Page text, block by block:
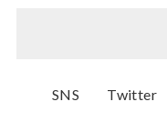
SNS Twitter